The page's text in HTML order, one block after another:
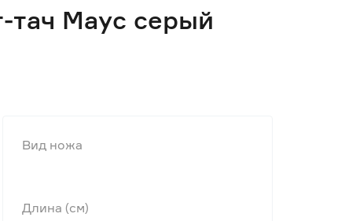
Маус серый
Вид ножа
Длина (см)